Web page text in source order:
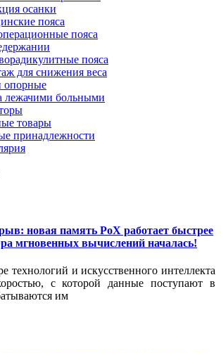
осанки
пояса
пояса
пояса
для снижения веса
опорные
лежачими больными
товары
принадлежности
новая память PoX работает быстрее
мгновенных вычислений началась!
технологий и искусственного интеллекта
с которой данные поступают в
им